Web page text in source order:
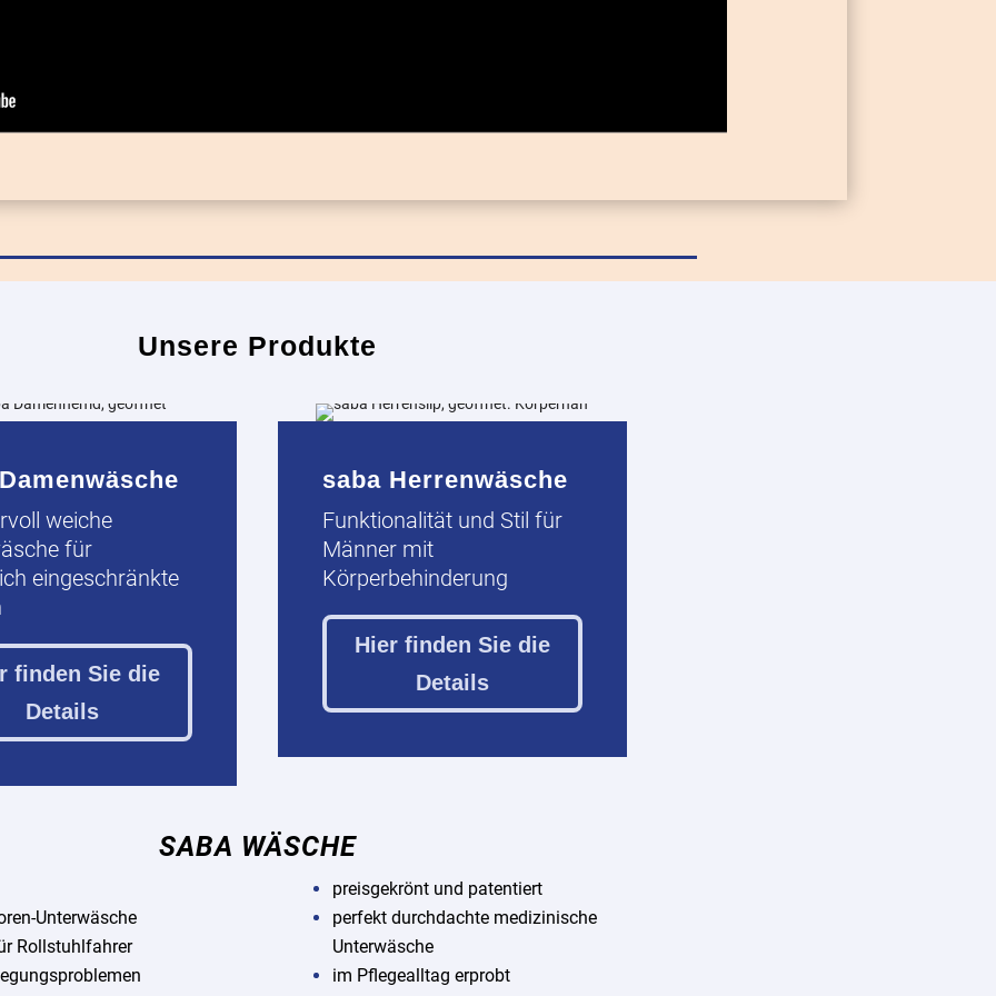
Unsere Produkte
weiche
für
eingeschränkte
finden Sie die
Details
saba Herrenwäsche
Funktionalität und Stil für
Männer mit
Körperbehinderung
Hier finden Sie die
Details
SABA WÄSCHE
Unterwäsche
Rollstuhlfahrer
preisgekrönt und patentiert
perfekt durchdachte medizinische
Unterwäsche
im Pflegealltag erprobt